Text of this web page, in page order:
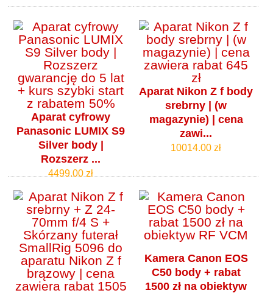
Aparat cyfrowy
Panasonic LUMIX S9
Silver body |
Rozszerz ...
4499.00 zł
Aparat Nikon Z f body
srebrny | (w
magazynie) | cena
zawi...
10014.00 zł
Kamera Canon EOS
C50 body + rabat
1500 zł na obiektyw